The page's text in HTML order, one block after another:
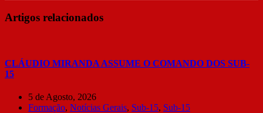
Artigos relacionados
CLÁUDIO MIRANDA ASSUME O COMANDO DOS SUB-
15
5 de Agosto, 2026
Formação, Notícias Gerais, Sub-15, Sub-15